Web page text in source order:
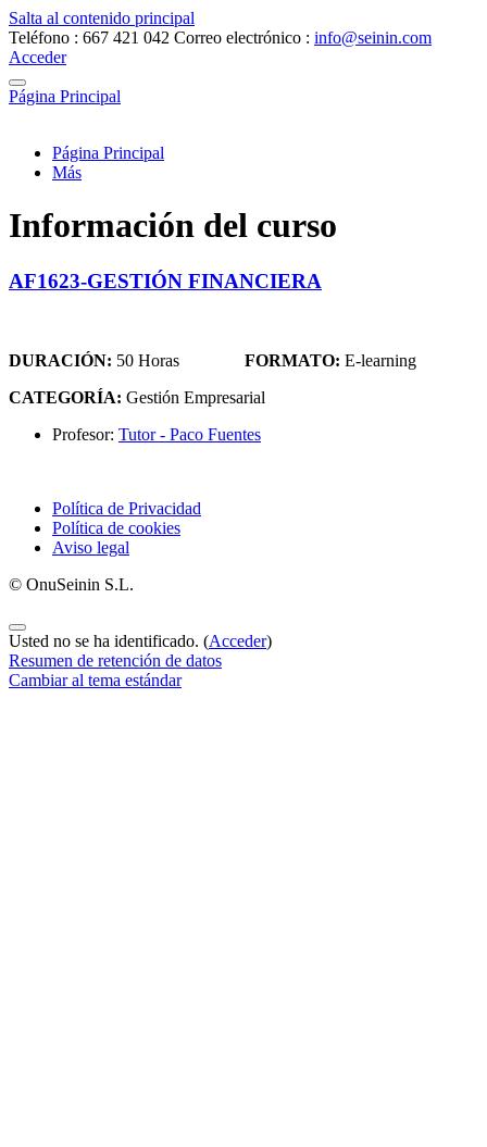
Salta al contenido principal
Teléfono : 667 421 042 Correo electrónico : info@seinin.com
Acceder
Página Principal
Página Principal
Más
Información del curso
AF1623-GESTIÓN FINANCIERA
DURACIÓN: 50 Horas FORMATO: E-learning
CATEGORÍA: Gestión Empresarial
Profesor: Tutor - Paco Fuentes
Política de Privacidad
Política de cookies
Aviso legal
© OnuSeinin S.L.
Usted no se ha identificado. (Acceder)
Resumen de retención de datos
Cambiar al tema estándar